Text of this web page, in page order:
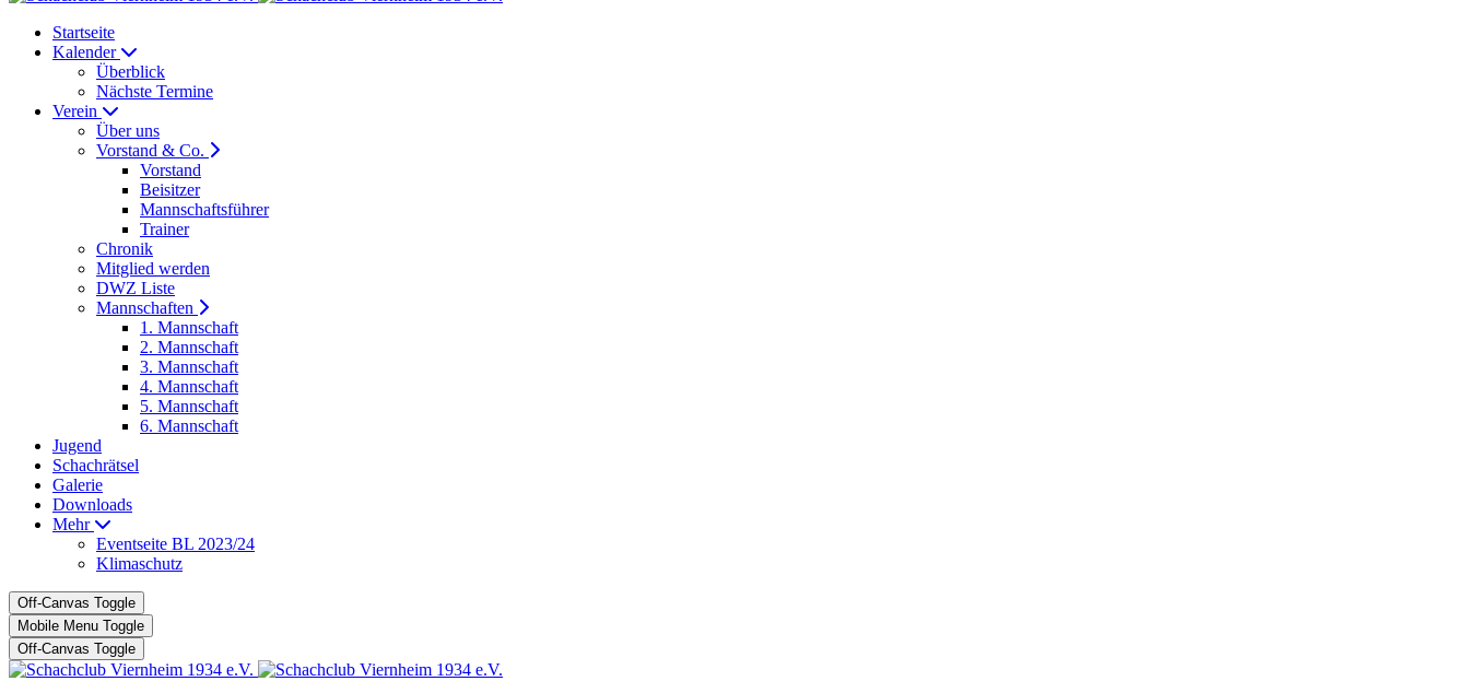
Startseite
Kalender
Überblick
Nächste Termine
Verein
Über uns
Vorstand & Co.
Vorstand
Beisitzer
Mannschaftsführer
Trainer
Chronik
Mitglied werden
DWZ Liste
Mannschaften
1. Mannschaft
2. Mannschaft
3. Mannschaft
4. Mannschaft
5. Mannschaft
6. Mannschaft
Jugend
Schachrätsel
Galerie
Downloads
Mehr
Eventseite BL 2023/24
Klimaschutz
Off-Canvas Toggle
Mobile Menu Toggle
Off-Canvas Toggle